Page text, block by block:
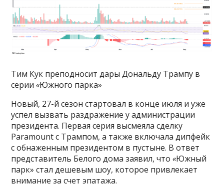
Тим Кук преподносит дары Дональду Трампу в
серии«Южного парка»
Новый, 27-й сезон стартовал в конце июля и уже
успел вызвать раздражение у администрации
президента. Первая серия высмеяла сделку
Paramount с Трампом, а также включала дипфейк
с обнаженным президентом в пустыне. В ответ
представитель Белого дома заявил, что«Южный
парк» стал дешевым шоу, которое привлекает
внимание за счет эпатажа.